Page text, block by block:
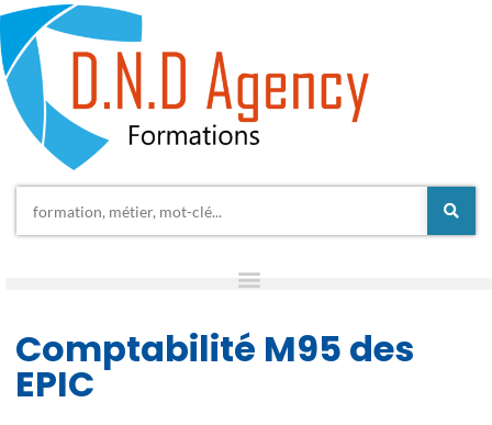
Comptabilité M95 des
EPIC